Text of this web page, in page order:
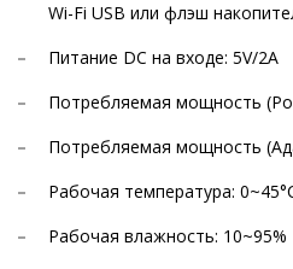
Wi-Fi USB или флэш
Питание DC на входе: 5V/2A
Потребляемая мощность
Потребляемая мощность
Рабочая температура:
Рабочая влажность: 10~95%